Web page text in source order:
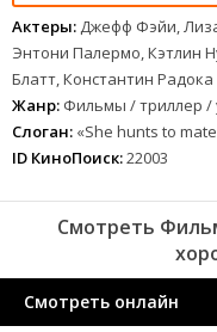
Актеры: Джефф Фэйи,
Энтони Палермо, Кэтлин
Блатт, Константин Радока
Жанр: Фильмы / триллер
Слоган: «She hunts to
ID КиноПоиск:22003
Смотреть
Смотреть онлайн